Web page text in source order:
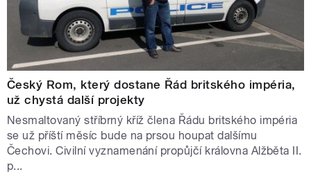
Český Rom, který dostane Řád britského impéria,
už chystá další projekty
Nesmaltovaný stříbrný kříž člena Řádu britského impéria
se už příští měsíc bude na prsou houpat dalšímu
Čechovi. Civilní vyznamenání propůjčí královna Alžběta II.
p...